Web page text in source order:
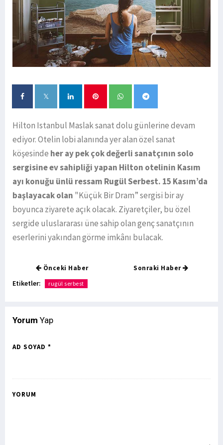
Hilton Istanbul Maslak sanat dolu günlerine devam
ediyor. Otelin lobi alanında yer alan özel sanat
köşesinde her ay pek çok değerli sanatçının solo
sergisine ev sahipliği yapan Hilton otelinin Kasım
ayı konuğu ünlü ressam Rugül Serbest. 15 Kasım’da
başlayacak olan "Küçük Bir Dram” sergisi bir ay
boyunca ziyarete açık olacak. Ziyaretçiler, bu özel
sergide uluslararası üne sahip olan genç sanatçının
eserlerini yakından görme imkânı bulacak.
Önceki Haber Sonraki Haber
Etiketler: rugül serbest
Yorum Yap
AD SOYAD *
YORUM